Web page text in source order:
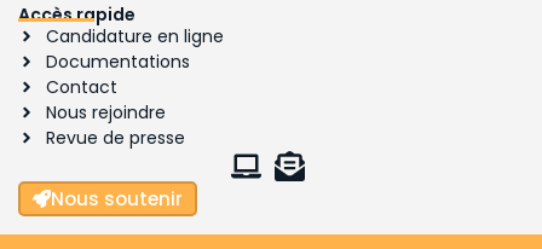
Accès rapide
Candidature en ligne
Documentations
Contact
Nous rejoindre
Revue de presse
Nous soutenir